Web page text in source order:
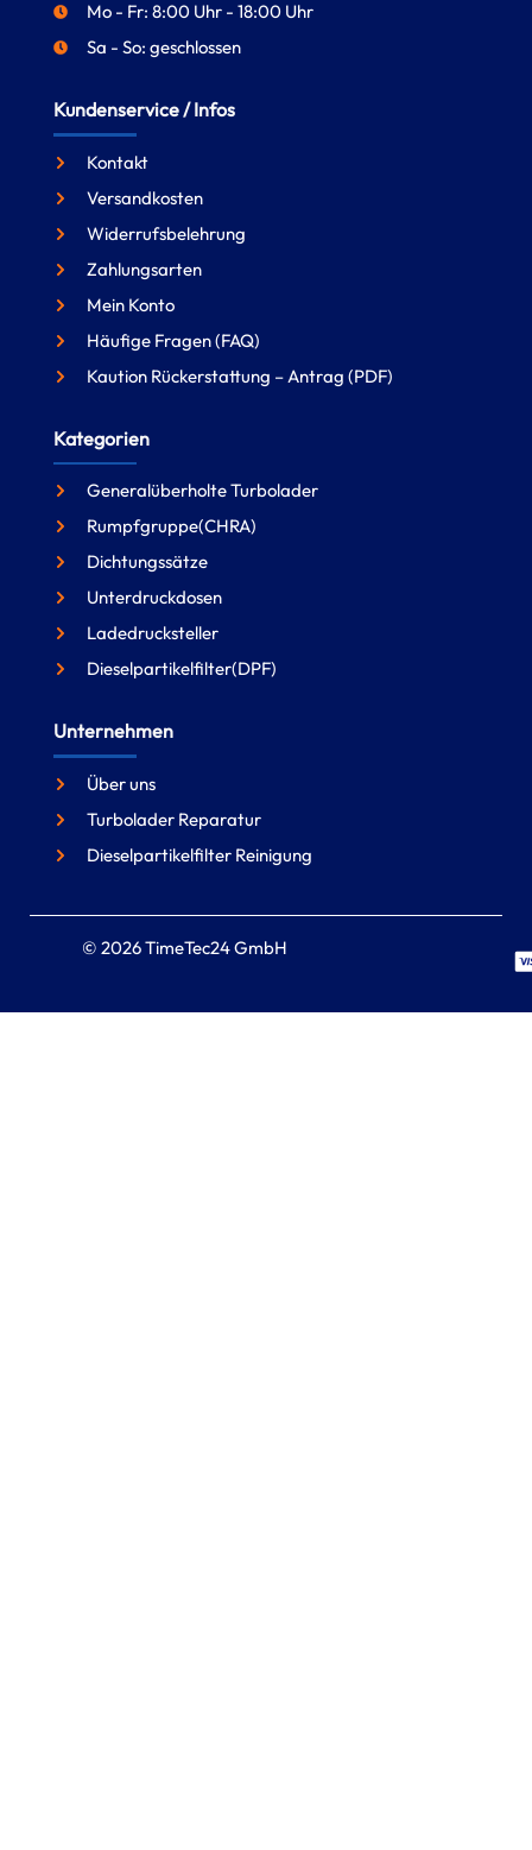
Mo - Fr: 8:00 Uhr - 18:00 Uhr
Sa - So: geschlossen
Kundenservice / Infos
Kontakt
Versandkosten
Widerrufsbelehrung
Zahlungsarten
Mein Konto
Häufige Fragen (FAQ)
Kaution Rückerstattung – Antrag (PDF)
Kategorien
Generalüberholte Turbolader
Rumpfgruppe(CHRA)
Dichtungssätze
Unterdruckdosen
Ladedrucksteller
Dieselpartikelfilter(DPF)
Unternehmen
Über uns
Turbolader Reparatur
Dieselpartikelfilter Reinigung
© 2026 TimeTec24 GmbH